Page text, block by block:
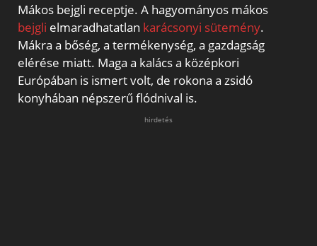
Mákos bejgli receptje. A hagyományos mákos
bejgli elmaradhatatlan karácsonyi sütemény.
Mákra a bőség, a termékenység, a gazdagság
elérése miatt. Maga a kalács a középkori
Európában is ismert volt, de rokona a zsidó
konyhában népszerű flódnival is.
hirdetés